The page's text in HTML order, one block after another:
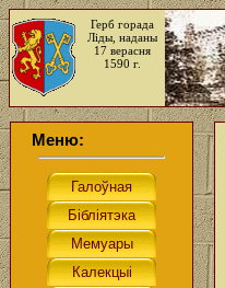
Герб горада
Ліды, наданы
17 верасня
1590 г.
Меню: